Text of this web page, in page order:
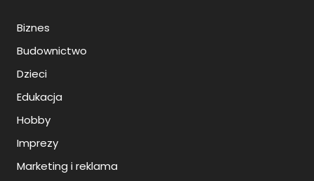
Biznes
Budownictwo
Dzieci
Edukacja
Hobby
Imprezy
Marketing i reklama